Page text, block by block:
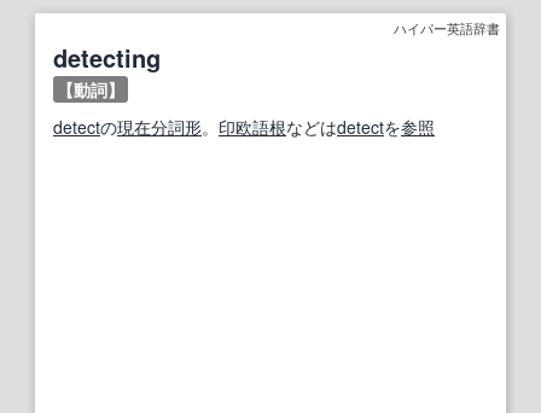
ハイパー英語辞書
detecting
【動詞】
detectの現在分詞形。 印欧語根などはdetectを参照